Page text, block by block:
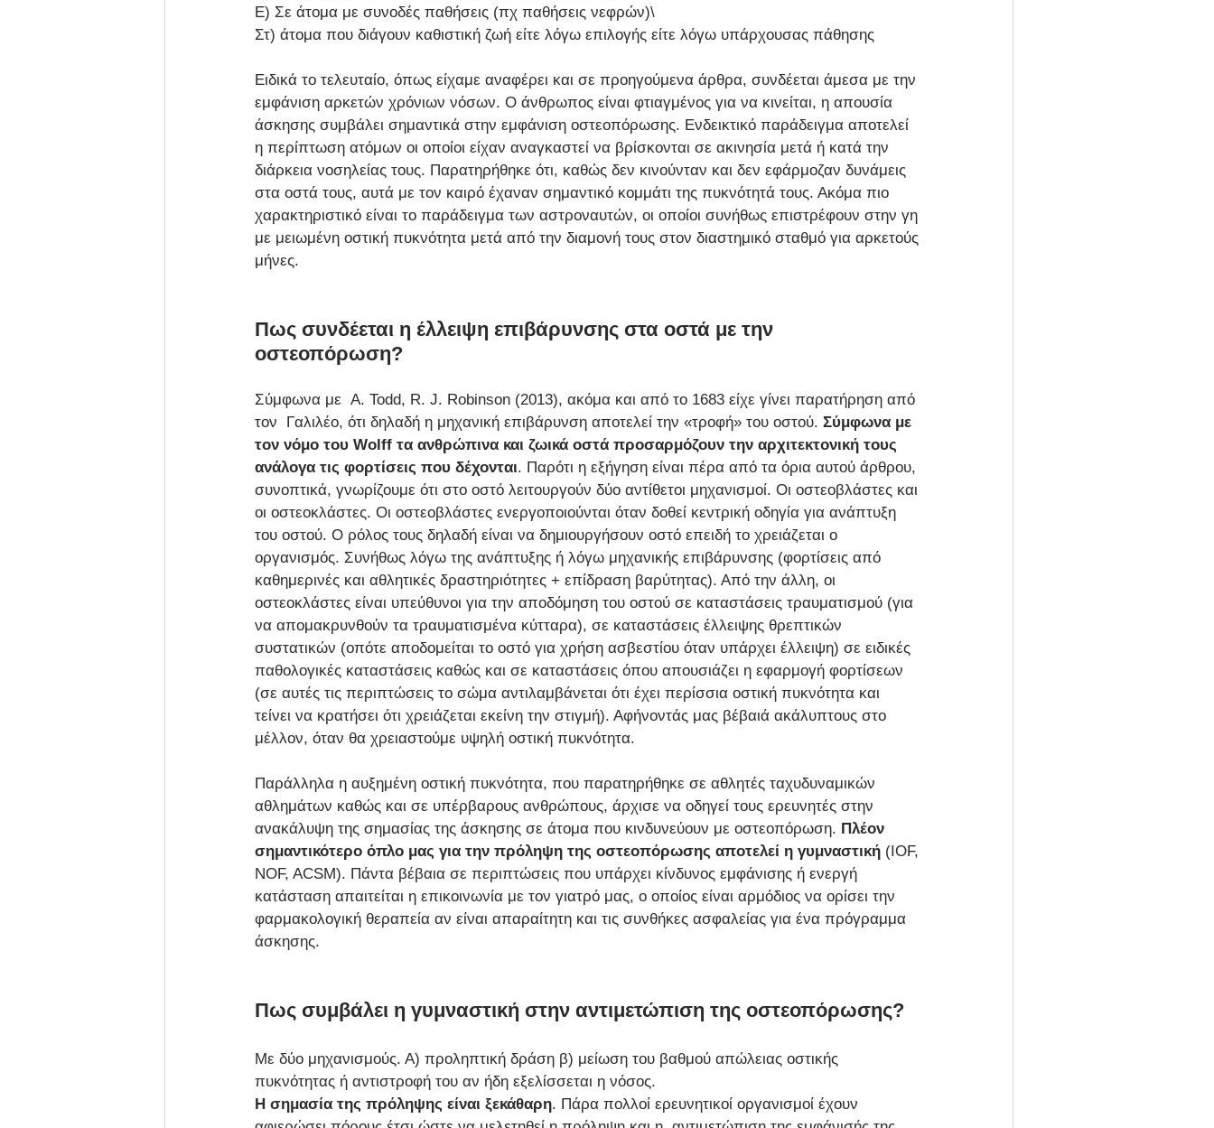
Ε) Σε άτομα με συνοδές παθήσεις (πχ παθήσεις νεφρών)\
Στ) άτομα που διάγουν καθιστική ζωή είτε λόγω επιλογής είτε λόγω υπάρχουσας πάθησης
Ειδικά το τελευταίο, όπως είχαμε αναφέρει και σε προηγούμενα άρθρα, συνδέεται άμεσα με την
εμφάνιση αρκετών χρόνιων νόσων. Ο άνθρωπος είναι φτιαγμένος για να κινείται, η απουσία
άσκησης συμβάλει σημαντικά στην εμφάνιση οστεοπόρωσης. Ενδεικτικό παράδειγμα αποτελεί
η περίπτωση ατόμων οι οποίοι είχαν αναγκαστεί να βρίσκονται σε ακινησία μετά ή κατά την
διάρκεια νοσηλείας τους. Παρατηρήθηκε ότι, καθώς δεν κινούνταν και δεν εφάρμοζαν δυνάμεις
στα οστά τους, αυτά με τον καιρό έχαναν σημαντικό κομμάτι της πυκνότητά τους. Ακόμα πιο
χαρακτηριστικό είναι το παράδειγμα των αστροναυτών, οι οποίοι συνήθως επιστρέφουν στην γη
με μειωμένη οστική πυκνότητα μετά από την διαμονή τους στον διαστημικό σταθμό για αρκετούς
μήνες.
Πως συνδέεται η έλλειψη επιβάρυνσης στα οστά με την
οστεοπόρωση?
Σύμφωνα με  A. Todd, R. J. Robinson (2013), ακόμα και από το 1683 είχε γίνει παρατήρηση από
τον  Γαλιλέο, ότι δηλαδή η μηχανική επιβάρυνση αποτελεί την «τροφή» του οστού. Σύμφωνα με
τον νόμο του Wolff τα ανθρώπινα και ζωικά οστά προσαρμόζουν την αρχιτεκτονική τους
ανάλογα τις φορτίσεις που δέχονται. Παρότι η εξήγηση είναι πέρα από τα όρια αυτού άρθρου,
συνοπτικά, γνωρίζουμε ότι στο οστό λειτουργούν δύο αντίθετοι μηχανισμοί. Οι οστεοβλάστες και
οι οστεοκλάστες. Οι οστεοβλάστες ενεργοποιούνται όταν δοθεί κεντρική οδηγία για ανάπτυξη
του οστού. Ο ρόλος τους δηλαδή είναι να δημιουργήσουν οστό επειδή το χρειάζεται ο
οργανισμός. Συνήθως λόγω της ανάπτυξης ή λόγω μηχανικής επιβάρυνσης (φορτίσεις από
καθημερινές και αθλητικές δραστηριότητες + επίδραση βαρύτητας). Από την άλλη, οι
οστεοκλάστες είναι υπεύθυνοι για την αποδόμηση του οστού σε καταστάσεις τραυματισμού (για
να απομακρυνθούν τα τραυματισμένα κύτταρα), σε καταστάσεις έλλειψης θρεπτικών
συστατικών (οπότε αποδομείται το οστό για χρήση ασβεστίου όταν υπάρχει έλλειψη) σε ειδικές
παθολογικές καταστάσεις καθώς και σε καταστάσεις όπου απουσιάζει η εφαρμογή φορτίσεων
(σε αυτές τις περιπτώσεις το σώμα αντιλαμβάνεται ότι έχει περίσσια οστική πυκνότητα και
τείνει να κρατήσει ότι χρειάζεται εκείνη την στιγμή). Αφήνοντάς μας βέβαιά ακάλυπτους στο
μέλλον, όταν θα χρειαστούμε υψηλή οστική πυκνότητα.
Παράλληλα η αυξημένη οστική πυκνότητα, που παρατηρήθηκε σε αθλητές ταχυδυναμικών
αθλημάτων καθώς και σε υπέρβαρους ανθρώπους, άρχισε να οδηγεί τους ερευνητές στην
ανακάλυψη της σημασίας της άσκησης σε άτομα που κινδυνεύουν με οστεοπόρωση. Πλέον
σημαντικότερο όπλο μας για την πρόληψη της οστεοπόρωσης αποτελεί η γυμναστική (IOF,
NOF, ACSM). Πάντα βέβαια σε περιπτώσεις που υπάρχει κίνδυνος εμφάνισης ή ενεργή
κατάσταση απαιτείται η επικοινωνία με τον γιατρό μας, ο οποίος είναι αρμόδιος να ορίσει την
φαρμακολογική θεραπεία αν είναι απαραίτητη και τις συνθήκες ασφαλείας για ένα πρόγραμμα
άσκησης.
Πως συμβάλει η γυμναστική στην αντιμετώπιση της οστεοπόρωσης?
Με δύο μηχανισμούς. Α) προληπτική δράση β) μείωση του βαθμού απώλειας οστικής
πυκνότητας ή αντιστροφή του αν ήδη εξελίσσεται η νόσος.
Η σημασία της πρόληψης είναι ξεκάθαρη. Πάρα πολλοί ερευνητικοί οργανισμοί έχουν